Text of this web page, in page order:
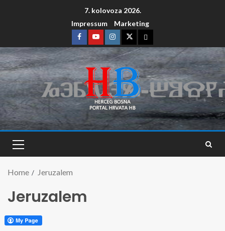
7. kolovoza 2026.
Impressum
Marketing
Home Jeruzalem
Jeruzalem